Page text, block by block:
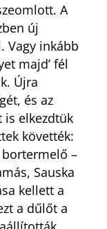
A
új
Vagy inkább
majd’ fél
Újra
és az
is elkezdtük
követték:
–
Sauska
kellett a
a dűlőt a